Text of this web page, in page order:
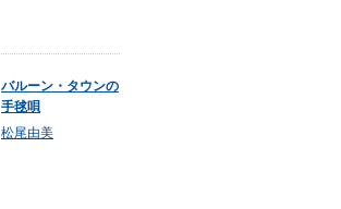
バルーン・タウンの
手毬唄
松尾由美